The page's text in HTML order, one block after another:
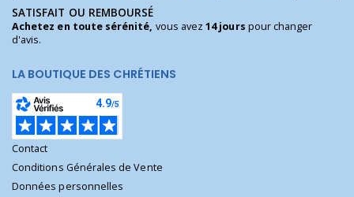
SATISFAIT OU REMBOURSÉ
Achetez en toute sérénité, vous avez14 jours pour changer
d'avis.
LA BOUTIQUE DES CHRÉTIENS
Contact
Conditions Générales de Vente
Données personnelles